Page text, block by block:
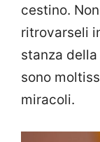
cestino.
ritrovarseli
stanza
sono
miracoli.